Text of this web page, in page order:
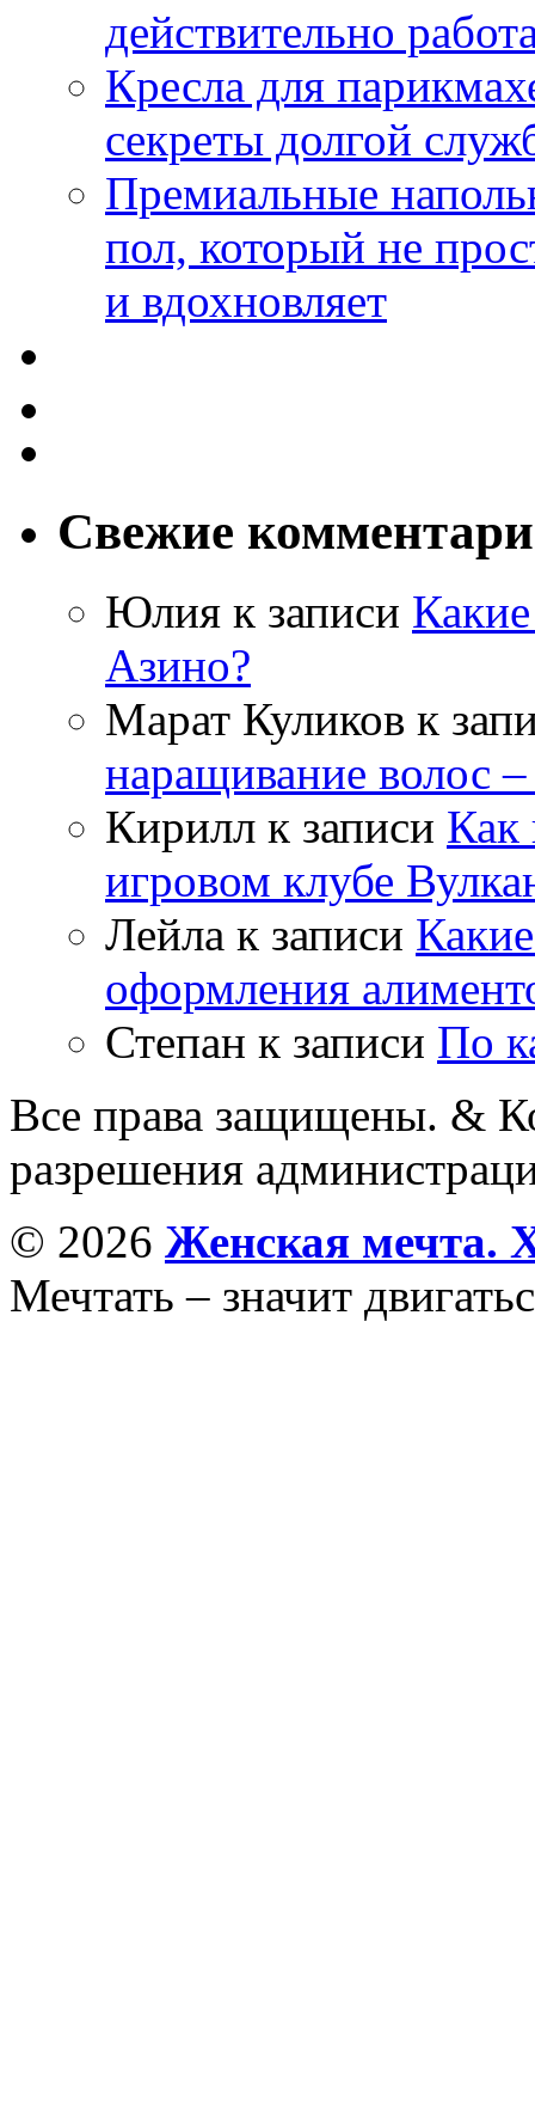
действительно
Кресла для
секреты долгой
Премиальные
пол, который не
и вдохновляет
Свежие
Юлия к записи
Азино?
Марат Куликов к
наращивание волос
Кирилл к записи Как
игровом клубе
Лейла к записи
оформления
Степан к записи По
Все права защищены. &
разрешения
© 2026 Женская мечта.
Мечтать – значит